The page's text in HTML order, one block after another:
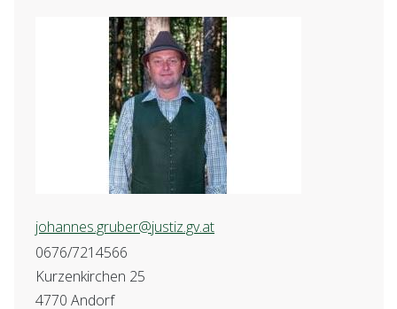
johannes.gruber@justiz.gv.at
0676/7214566
Kurzenkirchen 25
4770 Andorf